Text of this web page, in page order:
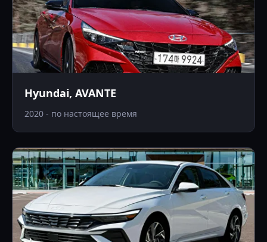
Hyundai, AVANTE
2020 - по настоящее время